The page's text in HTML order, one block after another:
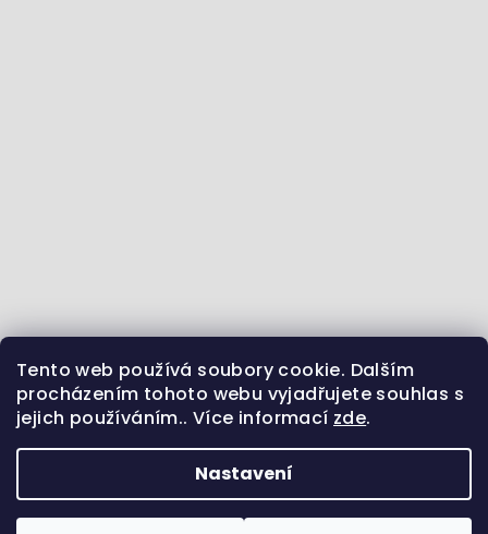
Tento web používá soubory cookie. Dalším
procházením tohoto webu vyjadřujete souhlas s
jejich používáním.. Více informací zde.
Nastavení
Jdeme se vzdělávat :) - články ze světa zvířat
Sledujte nás na Instagramu
Jsme i na Facebooku
Uvidíme se na Pinterestu?
vyhrazena.